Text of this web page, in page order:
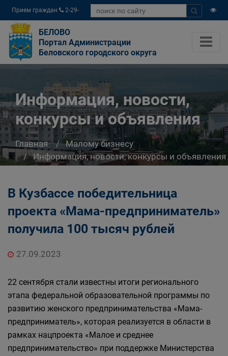
Прием граждан
2-29-
04
БЕЛОВО
Портал Администрации
Беловского городского округа
Информация, новости,
конкурсы и объявления
Главная
Малому бизнесу
Информация, новости, конкурсы и объявления
В Кузбассе победительница
проекта «Мама-предприниматель»
получила 100 тысяч рублей
27.09.2023
22 сентября стали известны итоги регионального
этапа федеральной образовательной программы по
развитию женского предпринимательства «Мама-
предприниматель», которая реализуется в области в
рамках нацпроекта «Малое и среднее
предпринимательство» при поддержке Министерства